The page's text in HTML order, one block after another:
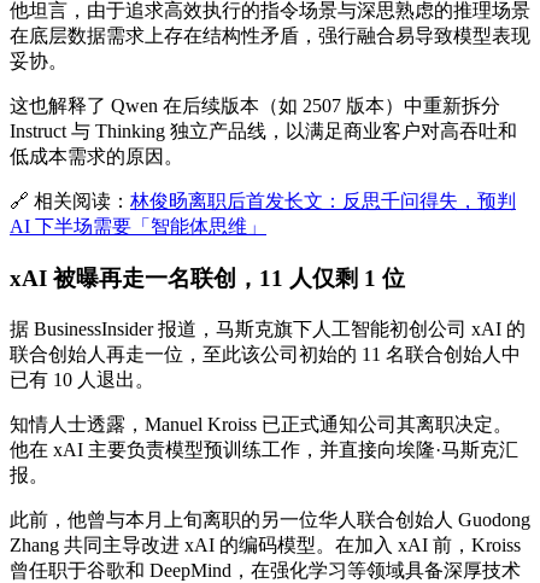
他坦言，由于追求高效执行的指令场景与深思熟虑的推理场景
在底层数据需求上存在结构性矛盾，强行融合易导致模型表现
妥协。
这也解释了 Qwen 在后续版本（如 2507 版本）中重新拆分
Instruct 与 Thinking 独立产品线，以满足商业客户对高吞吐和
低成本需求的原因。
🔗 相关阅读： 林俊旸离职后首发长文：反思千问得失，预判
AI 下半场需要「智能体思维」
xAI 被曝再走一名联创，11 人仅剩 1 位
据 BusinessInsider 报道，马斯克旗下人工智能初创公司 xAI 的
联合创始人再走一位，至此该公司初始的 11 名联合创始人中
已有 10 人退出。
知情人士透露，Manuel Kroiss 已正式通知公司其离职决定。
他在 xAI 主要负责模型预训练工作，并直接向埃隆·马斯克汇
报。
此前，他曾与本月上旬离职的另一位华人联合创始人 Guodong
Zhang 共同主导改进 xAI 的编码模型。在加入 xAI 前，Kroiss
曾任职于谷歌和 DeepMind，在强化学习等领域具备深厚技术